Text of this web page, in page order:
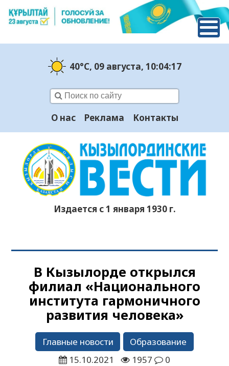
40°C, 09 августа, 10:04:18
О нас Реклама Контакты
Издается с 1 января 1930 г.
В Кызылорде открылся
филиал «Национального
института гармоничного
развития человека»
Главные новости
Образование
15.10.2021
1957 0